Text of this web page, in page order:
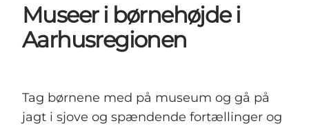
Planlæg ferien
Transport
Museer i børnehøjde i
Aarhusregionen
Tag børnene med på museum og gå på
jagt i sjove og spændende fortællinger og